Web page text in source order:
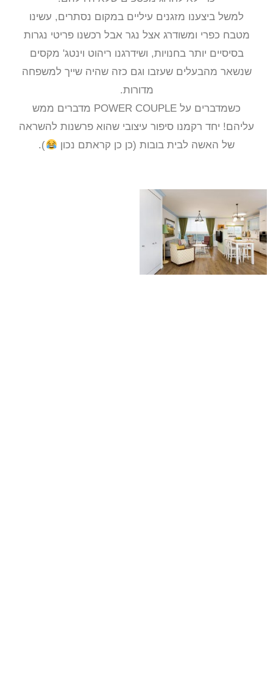
למשל ביצענו מזגנים עיליים במקום נסתרים, עשינו
מטבח כפרי ומשודרג אצל נגר אבל רכשנו פריטי נגרות
בסיסיים יותר בחנויות, ושידרגנו ריהוט וינטג' מקסים
שנשאר מהבעלים שעזבו וגם כזה שהיה שייך למשפחה
מדורות.
כשמדברים על POWER COUPLE מדברים ממש
עליהם! יחד רקמנו סיפור עיצובי שהוא פרשנות להשראה
של האשה לבית בובות (כן כן קראתם נכון
).